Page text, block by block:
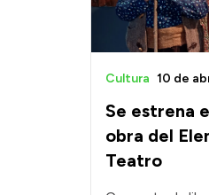
Se estrena
obra del
Teatro
Cultura 10 de